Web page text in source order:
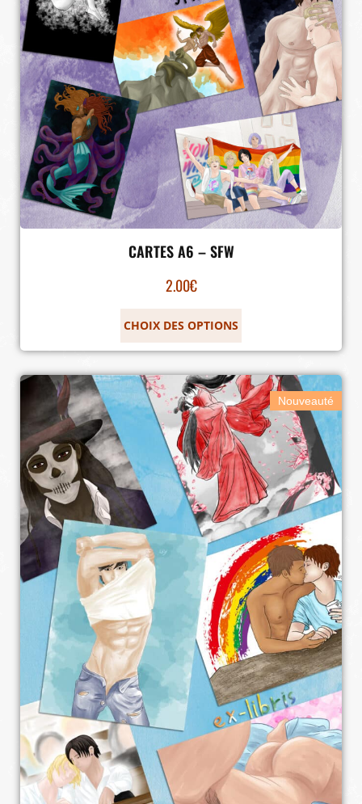
CARTES A6 – SFW
2.00€
CHOIX DES OPTIONS
Nouveauté